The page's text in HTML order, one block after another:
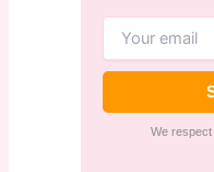
We respect